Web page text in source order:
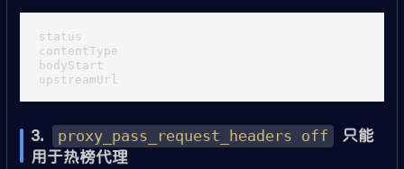
status
contentType
bodyStart
3. proxy_pass_request_headers off
只能
用于热榜代理